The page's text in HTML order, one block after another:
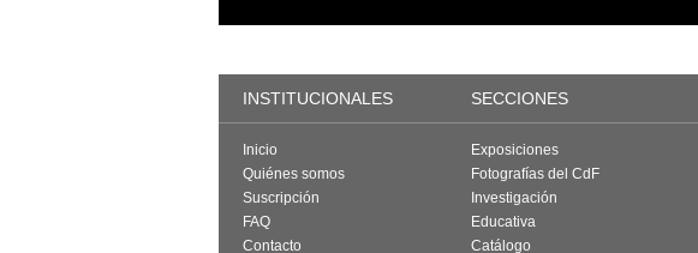
INSTITUCIONALES SECCIONES
Inicio
Quiénes somos
Suscripción
FAQ
Contacto
Exposiciones
Fotografías del CdF
Investigación
Educativa
Catálogo